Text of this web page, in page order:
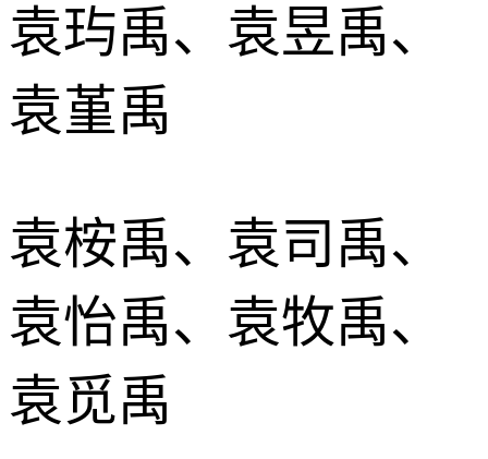
袁玙禹、袁昱禹、
袁堇禹
袁桉禹、袁司禹、
袁怡禹、袁牧禹、
袁觅禹